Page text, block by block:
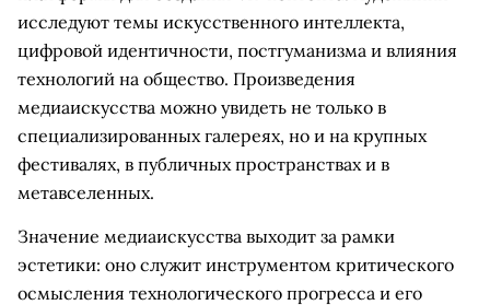
исследуют темы искусственного интеллекта,
цифровой идентичности, постгуманизма и влияния
технологий на общество. Произведения
медиаискусства можно увидеть не только в
специализированных галереях, но и на крупных
фестивалях, в публичных пространствах и в
метавселенных.
Значение медиаискусства выходит за рамки
эстетики: оно служит инструментом критического
осмысления технологического прогресса и его